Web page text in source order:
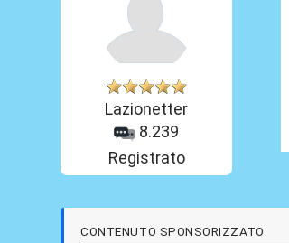
Lazionetter
8.239
Registrato
CONTENUTO SPONSORIZZATO